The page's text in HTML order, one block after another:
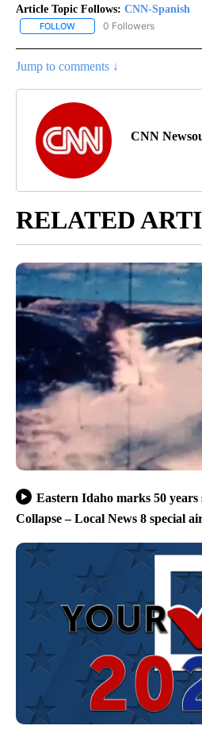
Article Topic Follows: CNN-Spanish
FOLLOW FOLLOW "CNN-SPANISH" TO
0 Followers
Jump to comments ↓
CNN
RELATED
Eastern Idaho marks 50 years
Collapse – Local News 8 special